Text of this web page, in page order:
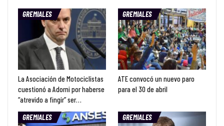
GREMIALES
La Asociación de Motociclistas
cuestionó a Adorni por haberse
“atrevido a fingir” ser…
GREMIALES
ATE convocó un nuevo paro
para el 30 de abril
GREMIALES GREMIALES